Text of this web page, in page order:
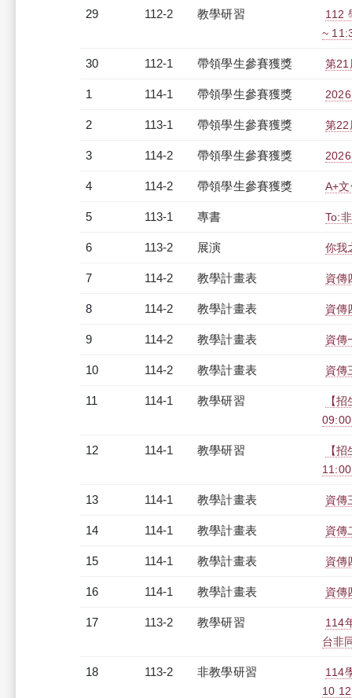
29 112-2 教學研習
112
~
30 112-1 帶領學生參賽獲獎 第21
1 114-1 帶領學生參賽獲獎
2 113-1 帶領學生參賽獲獎 第22
3 114-2 帶領學生參賽獲獎
4 114-2 帶領學生參賽獲獎 A+
5 113-1 專書 To:
6 113-2 展演 你我
7 114-2 教學計畫表 資傳
8 114-2 教學計畫表 資傳
9 114-2 教學計畫表 資傳
10 114-2 教學計畫表 資傳
11 114-1 教學研習
【
12 114-1 教學研習
【
13 114-1 教學計畫表 資傳
14 114-1 教學計畫表 資傳
15 114-1 教學計畫表 資傳
16 114-1 教學計畫表 資傳
17 113-2 教學研習
114
台非
18 113-2 非教學研習
114
10